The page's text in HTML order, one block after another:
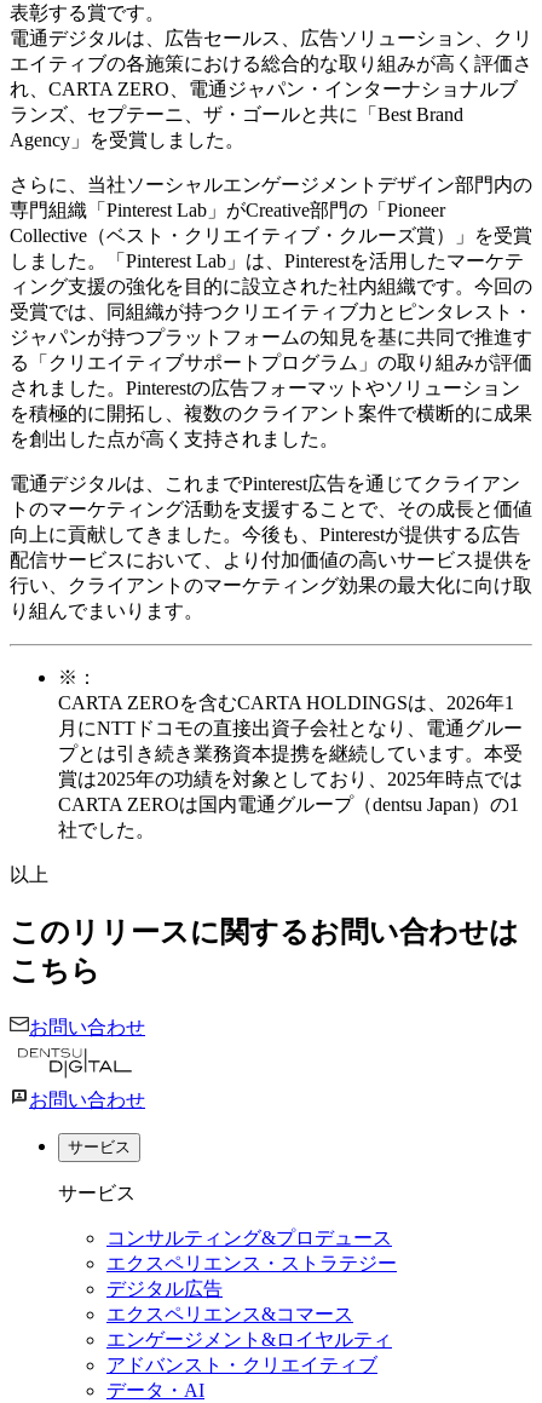
表彰する賞です。
電通デジタルは、広告セールス、広告ソリューション、クリ
エイティブの各施策における総合的な取り組みが高く評価さ
れ、CARTA ZERO、電通ジャパン・インターナショナルブ
ランズ、セプテーニ、ザ・ゴールと共に「Best Brand
Agency」を受賞しました。
さらに、当社ソーシャルエンゲージメントデザイン部門内の
専門組織「Pinterest Lab」がCreative部門の「Pioneer
Collective（ベスト・クリエイティブ・クルーズ賞）」を受賞
しました。「Pinterest Lab」は、Pinterestを活用したマーケテ
ィング支援の強化を目的に設立された社内組織です。今回の
受賞では、同組織が持つクリエイティブ力とピンタレスト・
ジャパンが持つプラットフォームの知見を基に共同で推進す
る「クリエイティブサポートプログラム」の取り組みが評価
されました。Pinterestの広告フォーマットやソリューション
を積極的に開拓し、複数のクライアント案件で横断的に成果
を創出した点が高く支持されました。
電通デジタルは、これまでPinterest広告を通じてクライアン
トのマーケティング活動を支援することで、その成長と価値
向上に貢献してきました。今後も、Pinterestが提供する広告
配信サービスにおいて、より付加価値の高いサービス提供を
行い、クライアントのマーケティング効果の最大化に向け取
り組んでまいります。
※：
CARTA ZEROを含むCARTA HOLDINGSは、2026年1
月にNTTドコモの直接出資子会社となり、電通グルー
プとは引き続き業務資本提携を継続しています。本受
賞は2025年の功績を対象としており、2025年時点では
CARTA ZEROは国内電通グループ（dentsu Japan）の1
社でした。
以上
このリリースに関するお問い合わせは
こちら
お問い合わせ
お問い合わせ
サービス
サービス
コンサルティング&プロデュース
エクスペリエンス・ストラテジー
デジタル広告
エクスペリエンス&コマース
エンゲージメント&ロイヤルティ
アドバンスト・クリエイティブ
データ・AI